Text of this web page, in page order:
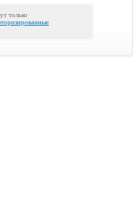
только